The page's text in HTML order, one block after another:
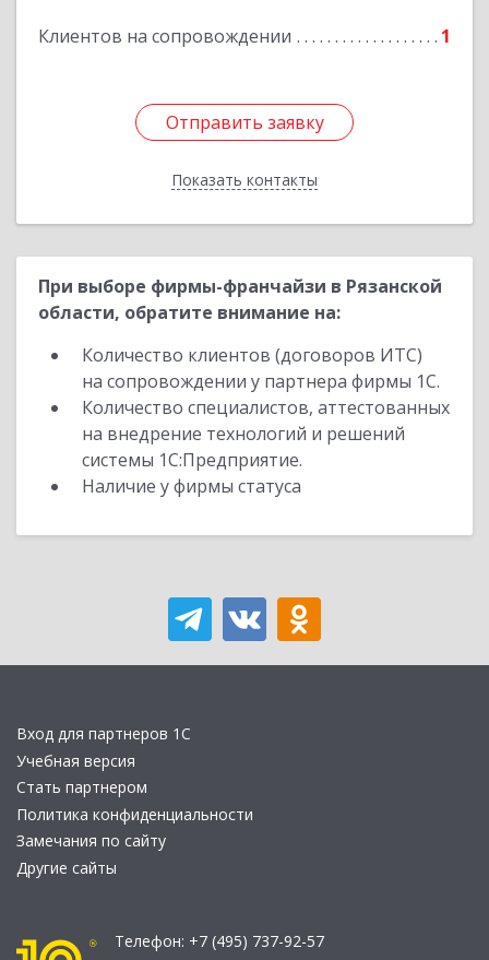
Клиентов на сопровождении 1
Отправить заявку
Показать контакты
Отправить заявку
Назад
При выборе фирмы-франчайзи в Рязанской
области, обратите внимание на:
Количество клиентов (договоров ИТС)
на сопровождении у партнера фирмы 1С.
Количество специалистов, аттестованных
на внедрение технологий и решений
системы 1С:Предприятие.
Наличие у фирмы статуса
Вход для партнеров 1С
Учебная версия
Стать партнером
Политика конфиденциальности
Замечания по сайту
Другие сайты
Телефон: +7 (495) 737-92-57